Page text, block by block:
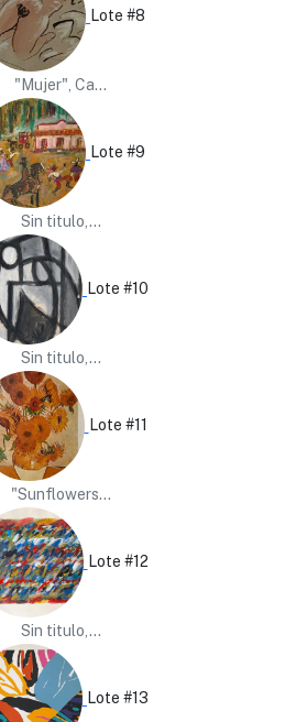
Lote #8
"Mujer", Ca...
Lote #9
Sin titulo,...
Lote #10
Sin titulo,...
Lote #11
"Sunflowers...
Lote #12
Sin titulo,...
Lote #13